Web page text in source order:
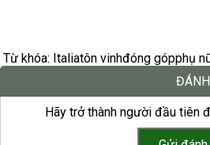
Từ khóa: Italiatôn vinhđóng gópphụ
Hãy trở thành người đầu tiên